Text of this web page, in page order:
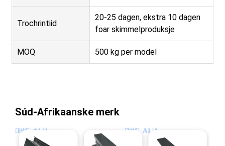
Trochrintiid
20-25 dagen, ekstra 10 dagen
foar skimmelproduksje
MOQ 500 kg per model
Súd-Afrikaanske merk